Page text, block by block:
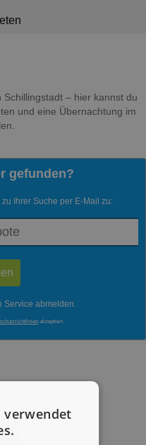
– hier kannst du
und eine Übernachtung im
gefunden?
Ihrer Suche per E-Mail zu:
abmelden.
akzeptiert.
verwendet